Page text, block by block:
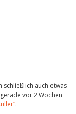
schließlich auch etwas
vor 2 Wochen
.